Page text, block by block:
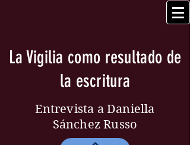
La Vigilia como resultado de
la escritura
Entrevista a Daniella
Sánchez Russo